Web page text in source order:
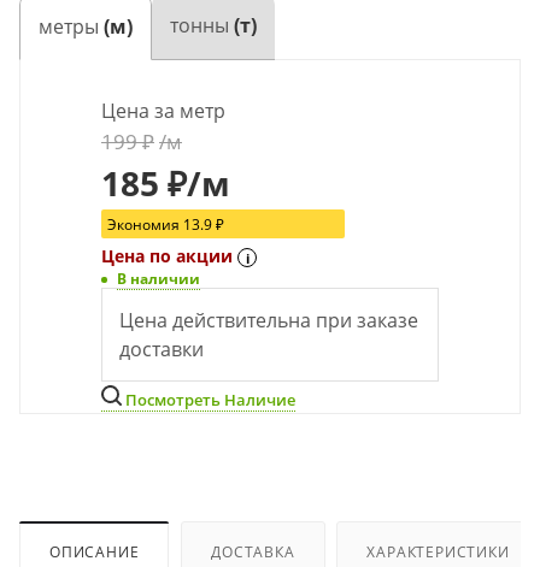
метры (м) тонны (т)
Цена за метр
199₽/м
185 ₽/м
Экономия 13.9₽
Цена по акции i
В наличии
Цена действительна при заказе
доставки
Посмотреть Наличие
ОПИСАНИЕ ДОСТАВКА ХАРАКТЕРИСТИКИ